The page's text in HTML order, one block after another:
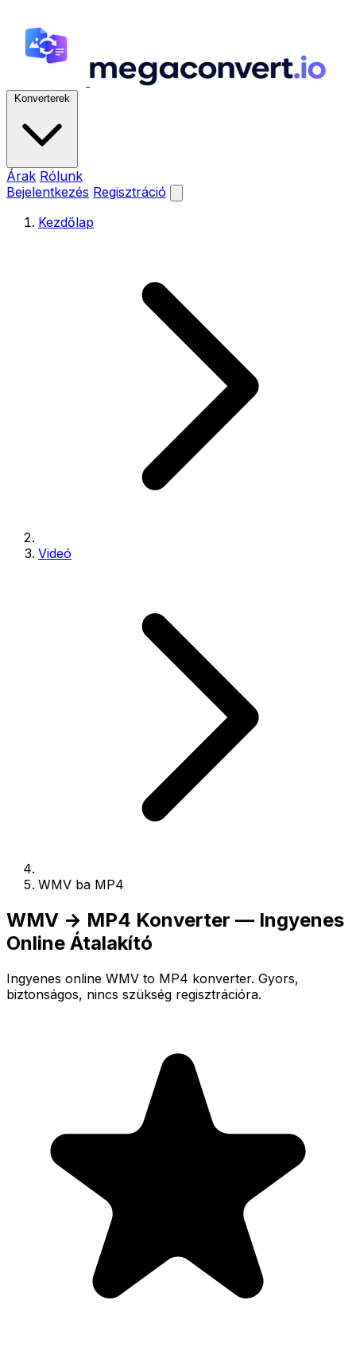
Konverterek
Árak Rólunk
Bejelentkezés Regisztráció
Kezdőlap
Videó
WMV ba MP4
WMV → MP4 Konverter — Ingyenes
Online Átalakító
Ingyenes online WMV to MP4 konverter. Gyors,
biztonságos, nincs szükség regisztrációra.